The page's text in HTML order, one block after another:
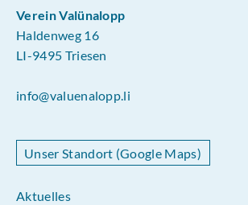
Verein Valünalopp
Haldenweg 16
LI-9495 Triesen
info@valuenalopp.li
Unser Standort (Google Maps)
Aktuelles